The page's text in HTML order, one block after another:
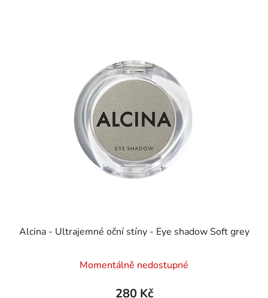
Alcina - Ultrajemné oční stíny - Eye shadow Soft grey
Momentálně nedostupné
280 Kč